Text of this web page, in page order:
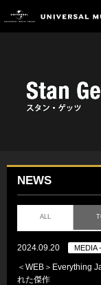
NEWS
ALL
2024.09.20 MEDIA
＜WEB＞Everything
れた傑作